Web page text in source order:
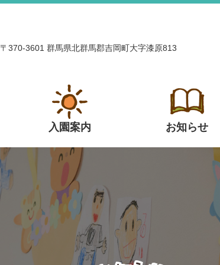
〒370-3601 群馬県北群馬郡吉岡町大字漆原813
入園案内 お知らせ